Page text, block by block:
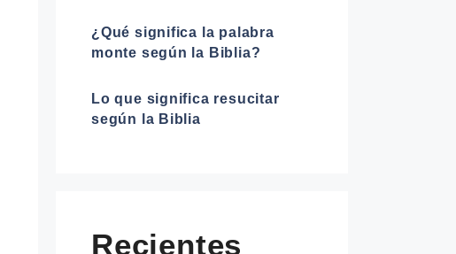
¿Qué significa la palabra
monte según la Biblia?
Lo que significa resucitar
según la Biblia
Recientes